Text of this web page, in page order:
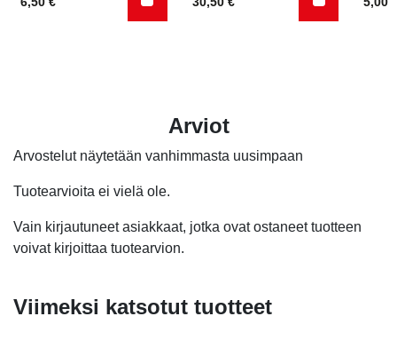
Arviot
Arvostelut näytetään vanhimmasta uusimpaan
Tuotearvioita ei vielä ole.
Vain kirjautuneet asiakkaat, jotka ovat ostaneet tuotteen
voivat kirjoittaa tuotearvion.
Viimeksi katsotut tuotteet